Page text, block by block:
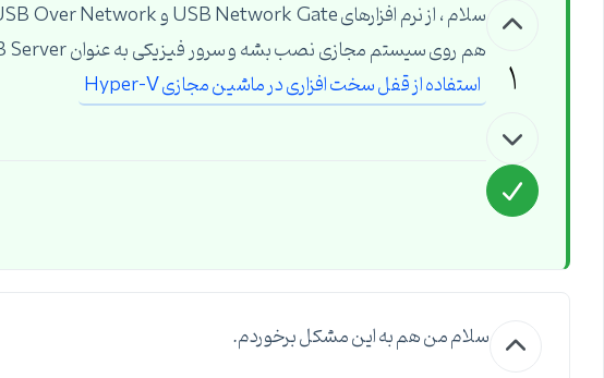
1
هم روی سیستم مجازی نصب بشه و سرور فیزیکی به عنوان USB Server به VM معرفی بشه. به این مطلب مراجعه کنید :
استفاده از قفل سخت افزاری در ماشین مجازی Hyper-V
سلام من هم به این مشکل برخوردم.